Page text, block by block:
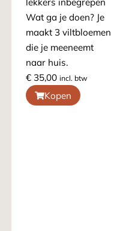
Wat ga je doen? Je
maakt 3 viltbloemen
die je meeneemt
naar huis.
€ 35,00 incl. btw
Kopen